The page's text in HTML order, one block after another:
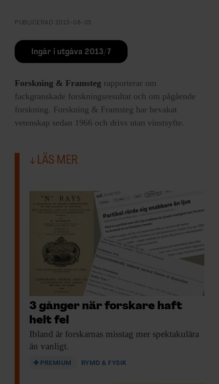
PUBLICERAD 2013-08-05
Ingår i utgåva 2013/7
Forskning & Framsteg rapporterar om
fackgranskade forskningsresultat och om pågående
forskning. Forskning & Framsteg har bevakat
vetenskap sedan 1966 och drivs utan vinstsyfte.
LÄS MER
3 gånger när forskare haft
helt fel
Ibland är forskarnas misstag mer spektakulära
än vanligt.
PREMIUM RYMD & FYSIK